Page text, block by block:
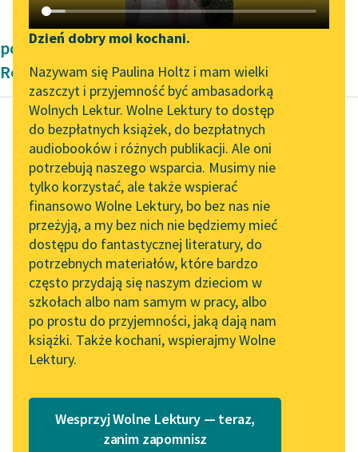
Katalog DAISY
Podkasty o książkach
Zgłoś brak utworu
Aktualności
„Prokurator Alicja Horn”
do słuchania
Byliśmy częścią AI Impact
Lab
Zapraszamy na spotkanie
online z tłumaczkami
literatury skandynawskiej
Spotkanie z Katarzyną
Tunkiel w Oslo
102. lata temu zmarł
Joseph Conrad
Lektury szkolne i klasyka
Narzędzia
Mapa Wolnych Lektur
Leśmianator
Przewodnik dla piszących i
czytających
API
OAI-PMH
Widget Wolnych Lektur
Przypisy
Katalog w formacie PDF
Dzień dobry moi kochani.
Nazywam się Paulina Holtz i mam wielki
zaszczyt i przyjemność być ambasadorką
Wolnych Lektur. Wolne Lektury to dostęp
do bezpłatnych książek, do bezpłatnych
audiobooków i różnych publikacji. Ale oni
potrzebują naszego wsparcia. Musimy nie
tylko korzystać, ale także wspierać
finansowo Wolne Lektury, bo bez nas nie
przeżyją, a my bez nich nie będziemy mieć
dostępu do fantastycznej literatury, do
potrzebnych materiałów, które bardzo
często przydają się naszym dzieciom w
szkołach albo nam samym w pracy, albo
po prostu do przyjemności, jaką dają nam
książki. Także kochani, wspierajmy Wolne
Lektury.
Wesprzyj Wolne Lektury — teraz,
zanim zapomnisz
powieści Pozytywizm Władysław Stanisław
Reymont
Władysław Stanisław
Reymont
Chłopi, Część
czwarta - Lato
buchnęły od wsi takie
przeraźliwe krzyki,
lamenta i przeklinania,
że poleciał ku domowi,
wystraszony wielce...
Władysław Stanisław